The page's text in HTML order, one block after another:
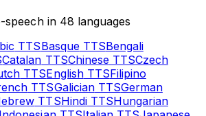
in 48 languages
TTSBasqueTTSBengali
Catalan TTSChineseTTSCzech
TTSEnglishTTSFilipino
TTSGalicianTTSGerman
TTSHindiTTSHungarian